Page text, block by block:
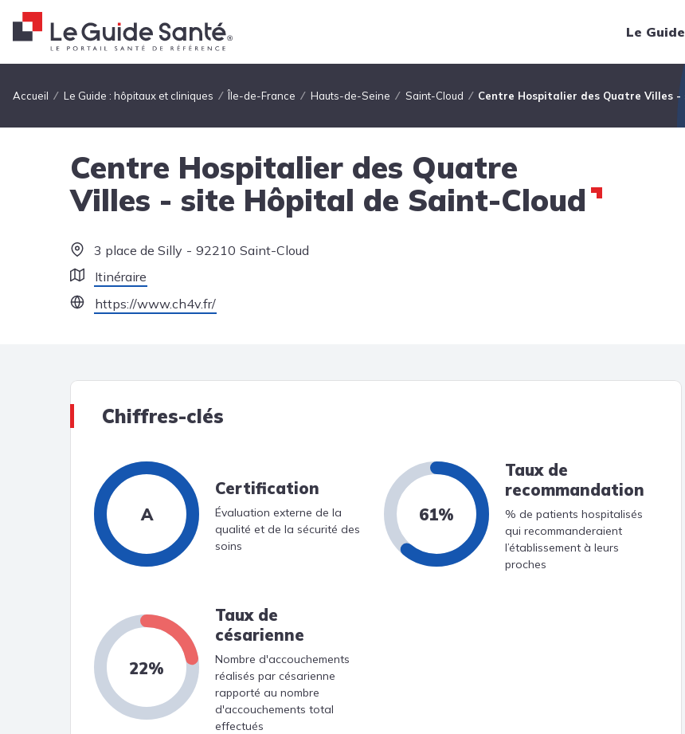
Le
Fil d'Ariane
Accueil Le Guide : hôpitaux et cliniques Île-de-France Hauts-de-Seine Saint-Cloud Centre Hospitalier des Quatre Villes
Centre Hospitalier des Quatre
Villes - site Hôpital de Saint-Cloud
3 place de Silly 92210 Saint-Cloud
Itinéraire
https://www.ch4v.fr/
Chiffres-clés
A
Certification
Évaluation externe de la
qualité et de la sécurité des
soins
61%
Taux de
recommandation
% de patients hospitalisés
qui recommanderaient
l’établissement à leurs
proches
22%
Taux de
césarienne
Nombre d'accouchements
réalisés par césarienne
rapporté au nombre
d'accouchements total
effectués